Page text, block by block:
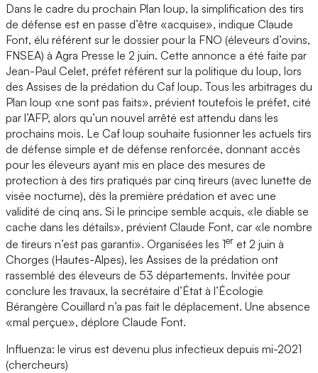
Dans le cadre du prochain Plan loup, la simplification des tirs
de défense est en passe d’être «acquise», indique Claude
Font, élu référent sur le dossier pour la FNO (éleveurs d’ovins,
FNSEA) à Agra Presse le 2 juin. Cette annonce a été faite par
Jean-Paul Celet, préfet référent sur la politique du loup, lors
des Assises de la prédation du Caf loup. Tous les arbitrages du
Plan loup «ne sont pas faits», prévient toutefois le préfet, cité
par l’AFP, alors qu’un nouvel arrêté est attendu dans les
prochains mois. Le Caf loup souhaite fusionner les actuels tirs
de défense simple et de défense renforcée, donnant accès
pour les éleveurs ayant mis en place des mesures de
protection à des tirs pratiqués par cinq tireurs (avec lunette de
visée nocturne), dès la première prédation et avec une
validité de cinq ans. Si le principe semble acquis, «le diable se
cache dans les détails», prévient Claude Font, car «le nombre
de tireurs n’est pas garanti». Organisées les 1er et 2 juin à
Chorges (Hautes-Alpes), les Assises de la prédation ont
rassemblé des éleveurs de 53 départements. Invitée pour
conclure les travaux, la secrétaire d’État à l’Écologie
Bérangère Couillard n’a pas fait le déplacement. Une absence
«mal perçue», déplore Claude Font.
Influenza: le virus est devenu plus infectieux depuis mi-2021
(chercheurs)